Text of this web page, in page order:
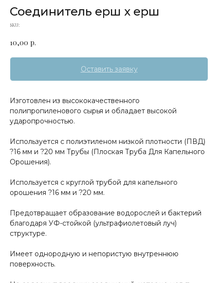
Соединитель ерш х ерш
SKU:
10,00 р.
Оставить заявку
Изготовлен из высококачественного
полипропиленового сырья и обладает высокой
ударопрочностью.
Используется с полиэтиленом низкой плотности (ПВД)
?16 мм и ?20 мм Трубы (Плоская Труба Для Капельного
Орошения).
Используется с круглой трубой для капельного
орошения ?16 мм и ?20 мм.
Предотвращает образование водорослей и бактерий
благодаря УФ-стойкой (ультрафиолетовый луч)
структуре.
Имеет однородную и непористую внутреннюю
поверхность.